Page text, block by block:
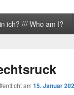
ich? /// Who am I?
am 15. Januar